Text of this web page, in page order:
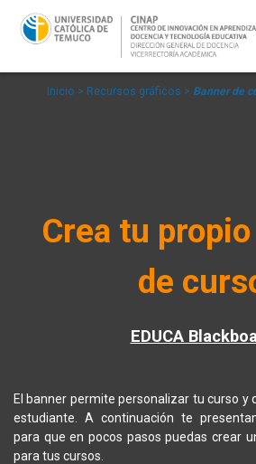
al
contenido
Inicio > Recursos gráficos > Banner de
Crea tu
de
EDUCA
El banner permite personalizar tu curso y
estudiante. A continuación te
para que en pocos pasos puedas crear
para tus cursos.